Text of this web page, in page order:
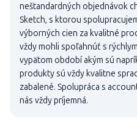
neštandardných objednávok
Sketch, s ktorou
výborných cien za kvalitné
vždy mohli spoľahnúť s
vypätom období akým sú
produkty sú vždy kvalitne
zabalené. Spolupráca s
nás vždy príjemná.